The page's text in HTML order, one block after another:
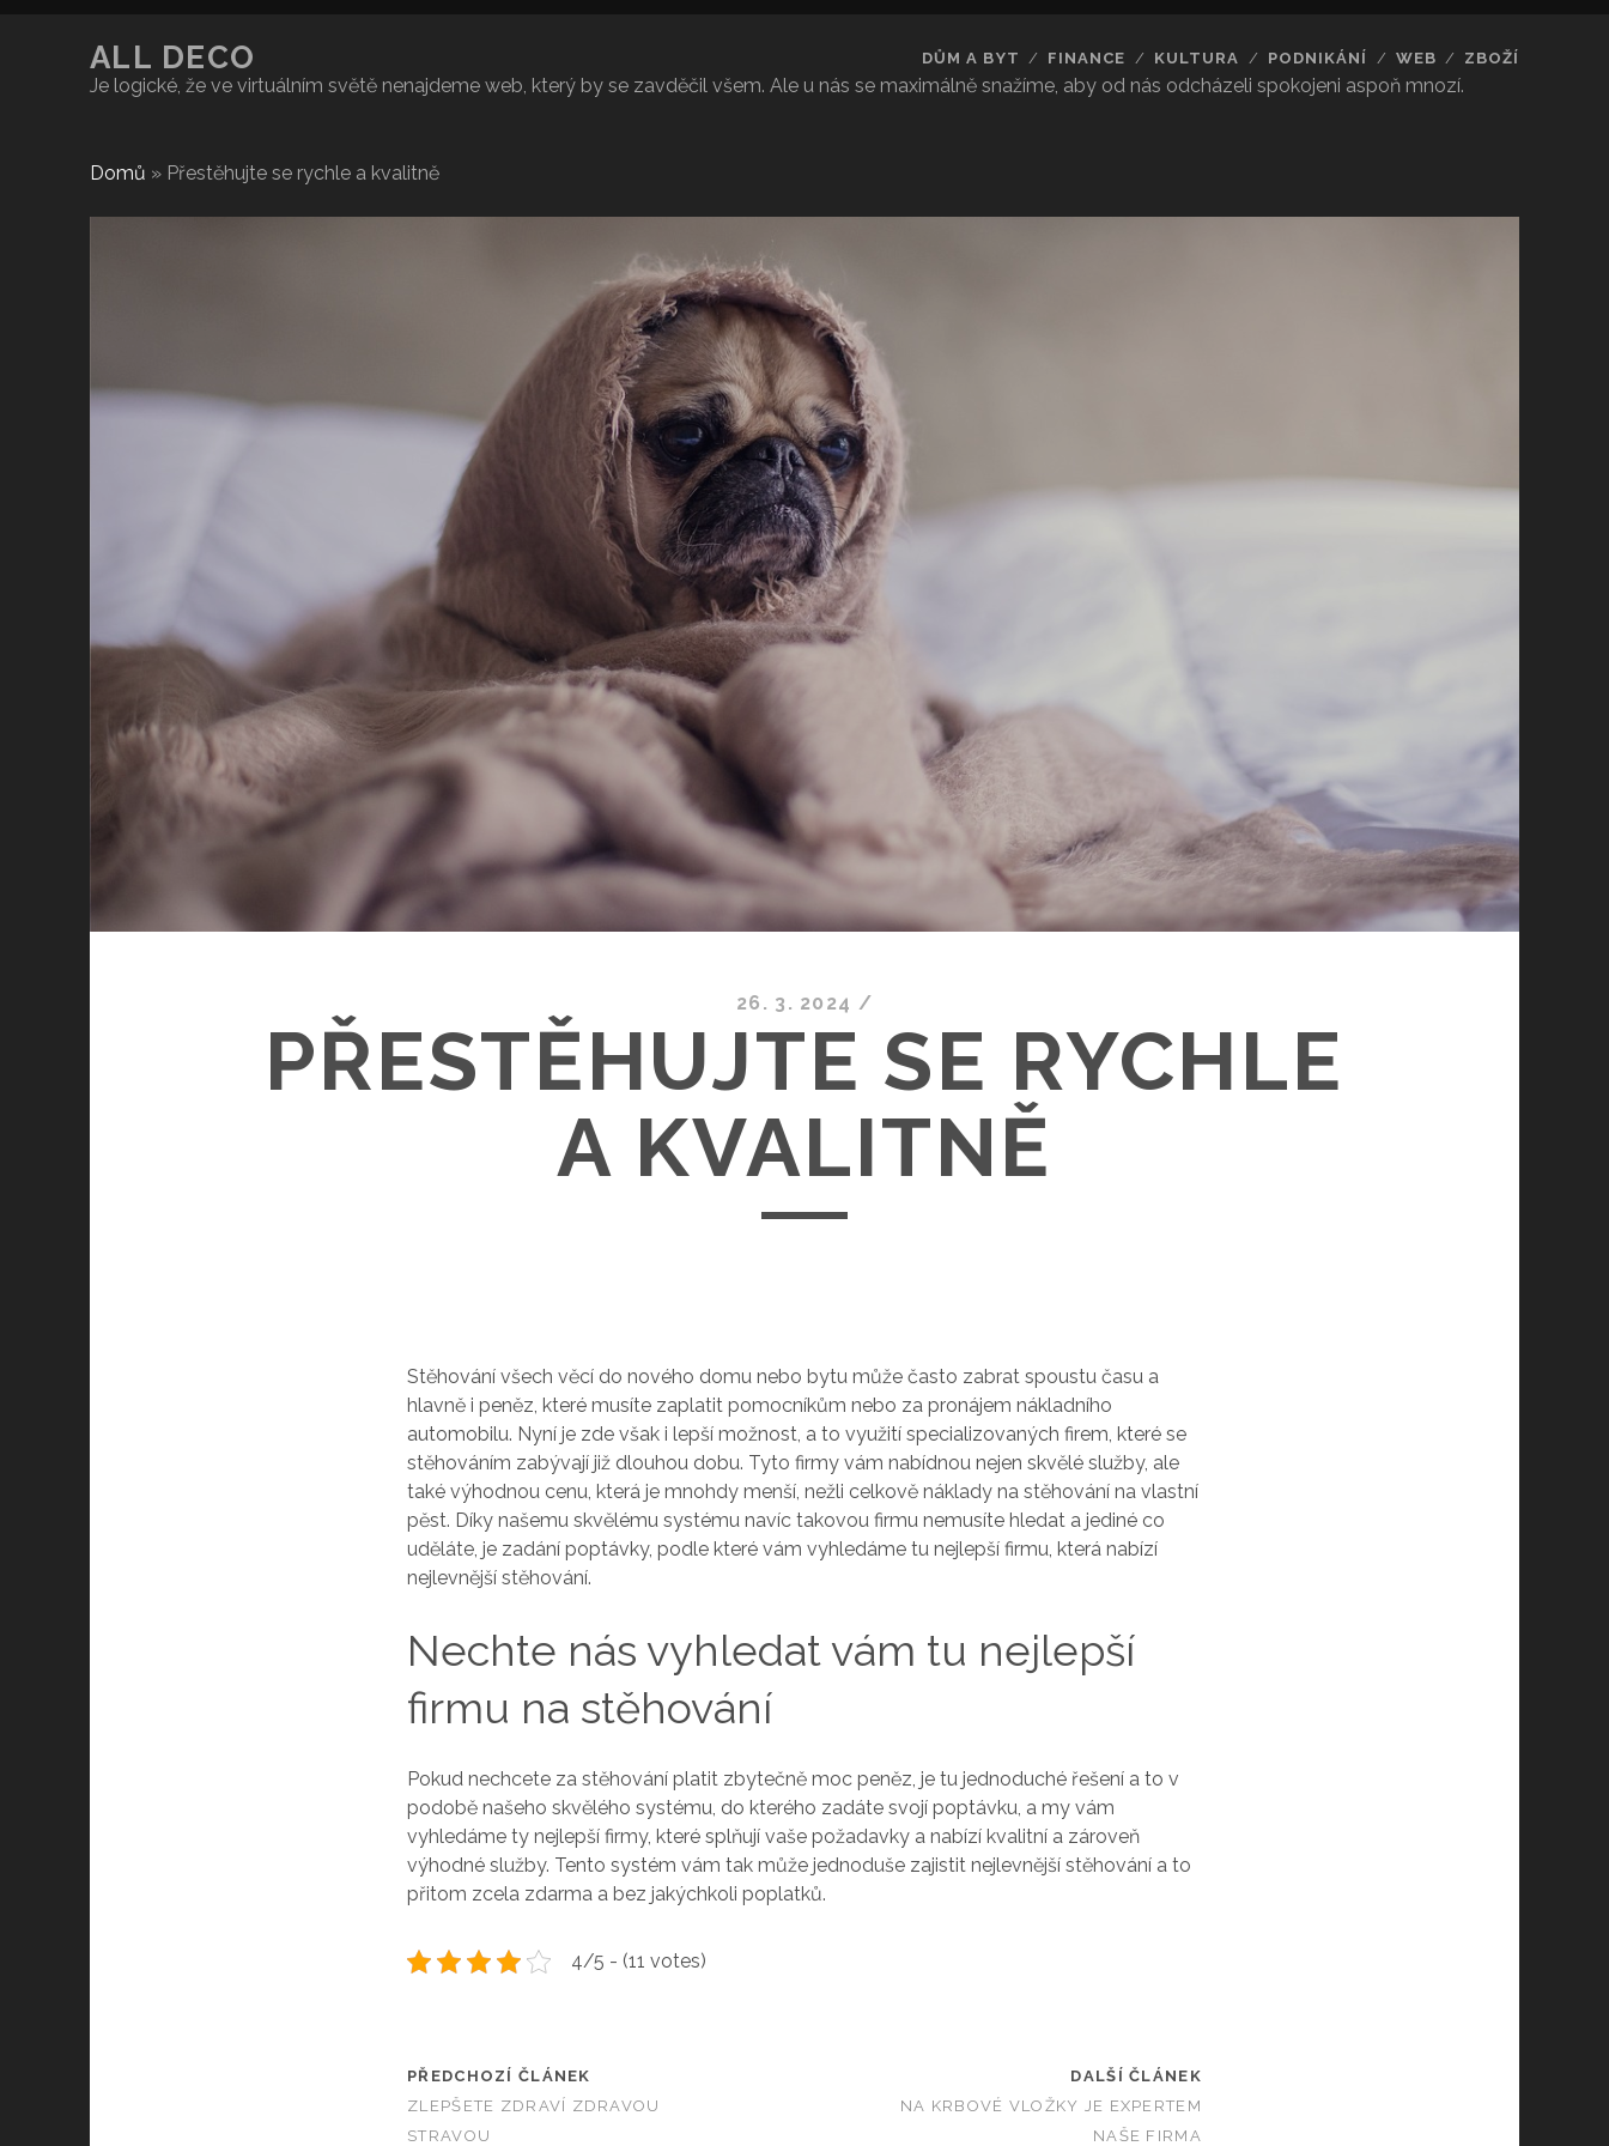
ALL DECO
Je logické, že ve virtuálním světě nenajdeme web, který by se zavděčil všem. Ale u nás se maximálně snažíme, aby od nás odcházeli spokojeni aspoň mnozí.
DŮM A BYT FINANCE KULTURA PODNIKÁNÍ WEB ZBOŽÍ
Domů » Přestěhujte se rychle a kvalitně
26. 3. 2024 /
PŘESTĚHUJTE SE RYCHLE
A KVALITNĚ
Stěhování všech věcí do nového domu nebo bytu může často zabrat spoustu času a
hlavně i peněz, které musíte zaplatit pomocníkům nebo za pronájem nákladního
automobilu. Nyní je zde však i lepší možnost, a to využití specializovaných firem, které se
stěhováním zabývají již dlouhou dobu. Tyto firmy vám nabídnou nejen skvělé služby, ale
také výhodnou cenu, která je mnohdy menší, nežli celkově náklady na stěhování na vlastní
pěst. Díky našemu skvělému systému navíc takovou firmu nemusíte hledat a jediné co
uděláte, je zadání poptávky, podle které vám vyhledáme tu nejlepší firmu, která nabízí
nejlevnější stěhování.
Nechte nás vyhledat vám tu nejlepší
firmu na stěhování
Pokud nechcete za stěhování platit zbytečně moc peněz, je tu jednoduché řešení a to v
podobě našeho skvělého systému, do kterého zadáte svojí poptávku, a my vám
vyhledáme ty nejlepší firmy, které splňují vaše požadavky a nabízí kvalitní a zároveň
výhodné služby. Tento systém vám tak může jednoduše zajistitnejlevnější stěhování a to
přitom zcela zdarma a bez jakýchkoli poplatků.
4/5 - (11 votes)
PŘEDCHOZÍ ČLÁNEK
ZLEPŠETE ZDRAVÍ ZDRAVOU
STRAVOU
DALŠÍ ČLÁNEK
NA KRBOVÉ VLOŽKY JE EXPERTEM
NAŠE FIRMA